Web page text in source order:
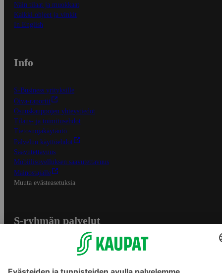
Näin tilaat ja muokkaat
Kaikki ohjeet ja vinkit
In English
Info
S-Business yrityksille
Oiva-raportit
Osuuskauppojen yhteystiedot
Tilaus- ja toimitusehdot
Tietosuojakäytäntö
Palvelun käyttöehdot
Saavutettavuus
Mobiilisovelluksen saavutettavuus
Mainostajalle
Muuta evästeasetuksia
S-ryhmän palvelut